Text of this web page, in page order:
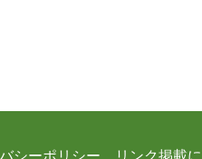
シーポリシー リンク掲載